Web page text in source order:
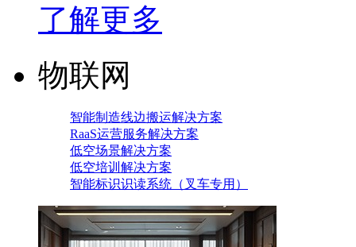
了解更多
物联网
智能制造线边搬运解决方案
RaaS运营服务解决方案
低空场景解决方案
低空培训解决方案
智能标识识读系统（叉车专用）